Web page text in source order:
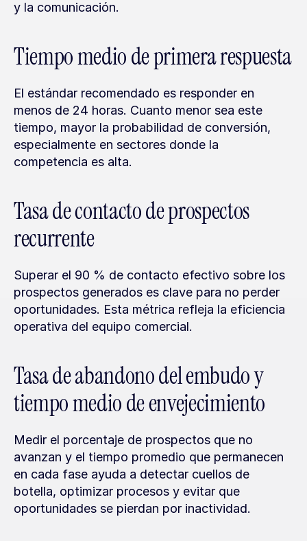
y la comunicación.
Tiempo medio de primera respuesta
El estándar recomendado es responder en
menos de 24 horas. Cuanto menor sea este
tiempo, mayor la probabilidad de conversión,
especialmente en sectores donde la
competencia es alta.
Tasa de contacto de prospectos
recurrente
Superar el 90 % de contacto efectivo sobre los
prospectos generados es clave para no perder
oportunidades. Esta métrica refleja la eficiencia
operativa del equipo comercial.
Tasa de abandono del embudo y
tiempo medio de envejecimiento
Medir el porcentaje de prospectos que no
avanzan y el tiempo promedio que permanecen
en cada fase ayuda a detectar cuellos de
botella, optimizar procesos y evitar que
oportunidades se pierdan por inactividad.